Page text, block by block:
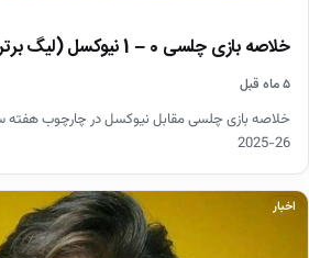
خلاصه بازی چلسی 0 – 1 نیوکسل (لیگ برتر انگلیس)
۵ ماه قبل
خلاصه بازی چلسی مقابل نیوکسل در چارچوب هفته
26-2025
اخبار